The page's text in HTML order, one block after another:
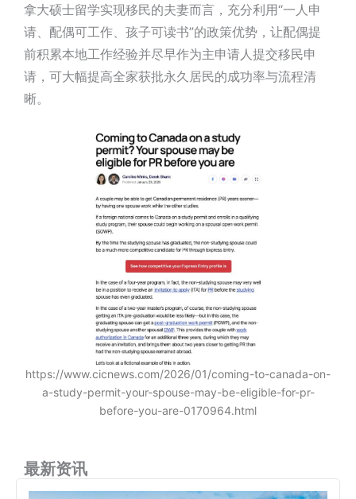
拿大硕士留学实现移民的夫妻而言，充分利用“一人申
请、配偶可工作、孩子可读书”的政策优势，让配偶提
前积累本地工作经验并尽早作为主申请人提交移民申
请，可大幅提高全家获批永久居民的成功率与流程清
晰。
https://www.cicnews.com/2026/01/coming-to-canada-on-
a-study-permit-your-spouse-may-be-eligible-for-pr-
before-you-are-0170964.html
最新资讯